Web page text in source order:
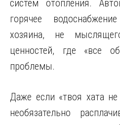
систем отопления.
горячее
хозяина, не
ценностей, где «все
проблемы.
Даже если «твоя хата
необязательно